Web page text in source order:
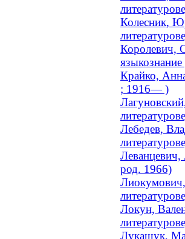
Колесник,
Королевич,
Крайко,
; 1916— )
Лебедев,
Леванцевич,
род. 1966)
Локун,
Лукашук,